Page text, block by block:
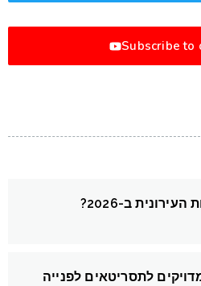
Subscribe to
ב-2026?
לתסריטאים לפנייה